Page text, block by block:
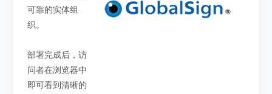
可靠的实体组
织。
部署完成后，访
问者在浏览器中
即可看到清晰的